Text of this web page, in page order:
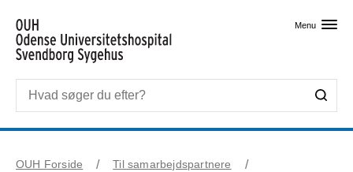
Menu
OUH Forside
Til samarbejdspartnere